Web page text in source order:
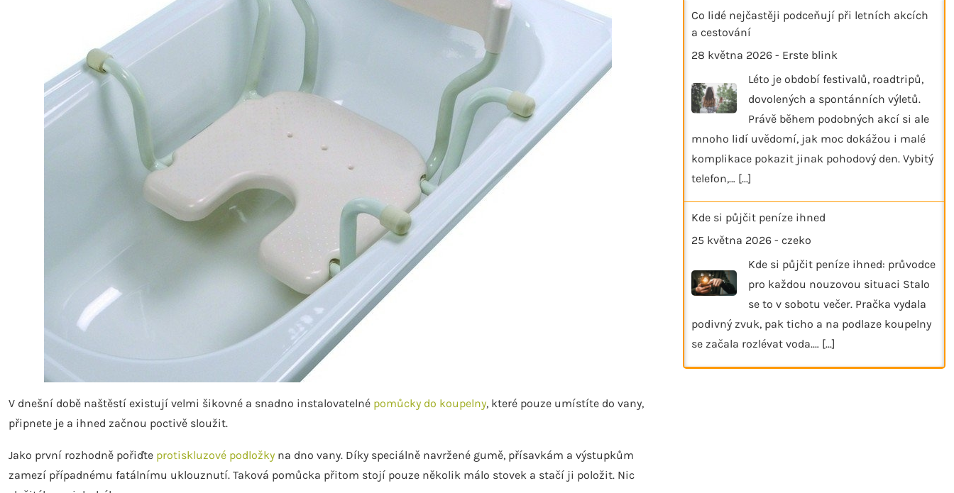
V dnešní době naštěstí existují velmi šikovné a snadno instalovatelné pomůcky do koupelny, které pouze umístíte do vany,
připnete je a ihned začnou poctivě sloužit.
Jako první rozhodně pořiďte protiskluzové podložky na dno vany. Díky speciálně navržené gumě, přísavkám a výstupkům
zamezí případnému fatálnímu uklouznutí. Taková pomůcka přitom stojí pouze několik málo stovek a stačí ji položit. Nic
Co lidé nejčastěji podceňují při letních akcích
a cestování
28 května 2026 - Erste blink
Léto je období festivalů, roadtripů,
dovolených a spontánních výletů.
Právě během podobných akcí si ale
mnoho lidí uvědomí, jak moc dokážou i malé
komplikace pokazit jinak pohodový den. Vybitý
telefon,… [...]
Kde si půjčit peníze ihned
25 května 2026 - czeko
Kde si půjčit peníze ihned: průvodce
pro každou nouzovou situaci Stalo
se to v sobotu večer. Pračka vydala
podivný zvuk, pak ticho a na podlaze koupelny
se začala rozlévat voda.… [...]